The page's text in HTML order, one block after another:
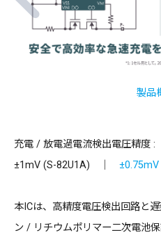
製品
充電 / 放電過電流検出電圧精度 :
±1mV (S-82U1A) ｜
本ICは、高精度電圧検出回路と
ン / リチウムポリマー二次電池保